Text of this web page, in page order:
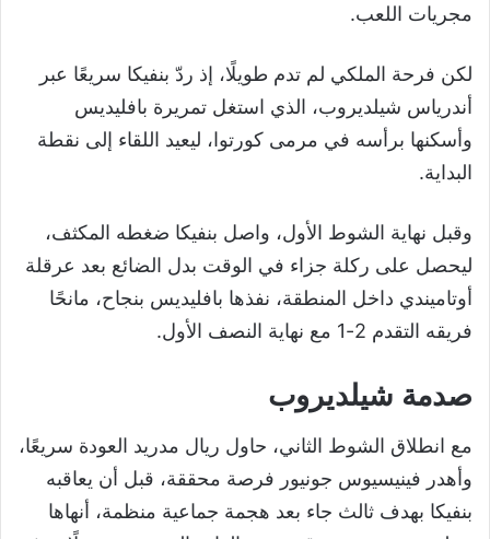
مجريات اللعب.
لكن فرحة الملكي لم تدم طويلًا، إذ ردّ بنفيكا سريعًا عبر
أندرياس شيلديروب، الذي استغل تمريرة بافليديس
وأسكنها برأسه في مرمى كورتوا، ليعيد اللقاء إلى نقطة
البداية.
وقبل نهاية الشوط الأول، واصل بنفيكا ضغطه المكثف،
ليحصل على ركلة جزاء في الوقت بدل الضائع بعد عرقلة
أوتاميندي داخل المنطقة، نفذها بافليديس بنجاح، مانحًا
فريقه التقدم 2-1 مع نهاية النصف الأول.
صدمة شيلديروب
مع انطلاق الشوط الثاني، حاول ريال مدريد العودة سريعًا،
وأهدر فينيسيوس جونيور فرصة محققة، قبل أن يعاقبه
بنفيكا بهدف ثالث جاء بعد هجمة جماعية منظمة، أنهاها